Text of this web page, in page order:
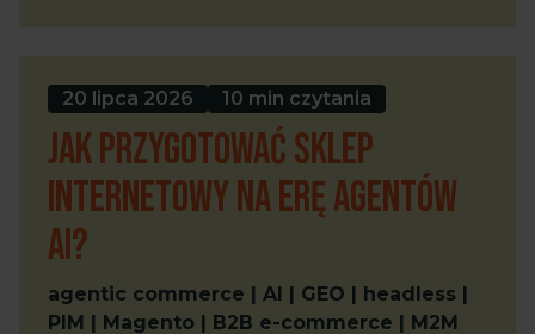
20 lipca 2026 10 min czytania
Jak przygotować sklep
internetowy na erę agentów
AI?
agentic commerce | AI | GEO | headless |
PIM | Magento | B2B e-commerce | M2M